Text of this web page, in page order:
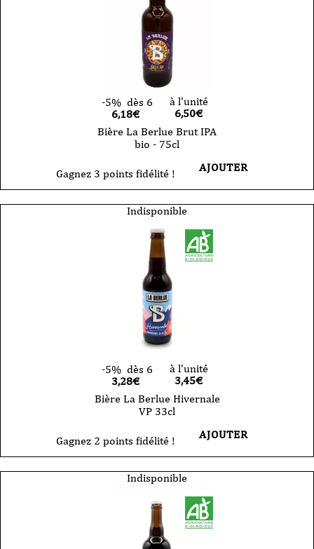
-5% dès 6
6,18€
à l'unité
6,50€
Bière La Berlue Brut IPA
bio - 75cl
Gagnez 3 points fidélité ! AJOUTER
Indisponible
-5% dès 6
3,28€
à l'unité
3,45€
Bière La Berlue Hivernale
VP 33cl
Gagnez 2 points fidélité ! AJOUTER
Indisponible